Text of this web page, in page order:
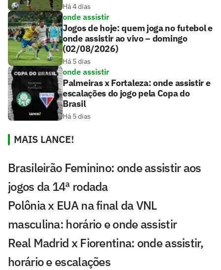
Há 4 dias
onde assistir
Jogos de hoje: quem joga no futebol e
onde assistir ao vivo – domingo
(02/08/2026)
Há 5 dias
onde assistir
Palmeiras x Fortaleza: onde assistir e
escalações do jogo pela Copa do
Brasil
Há 5 dias
MAIS LANCE!
Brasileirão Feminino: onde assistir aos
jogos da 14ª rodada
Polônia x EUA na final da VNL
masculina: horário e onde assistir
Real Madrid x Fiorentina: onde assistir,
horário e escalações